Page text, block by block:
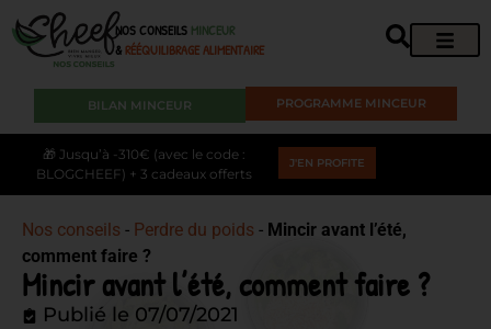
NOS CONSEILS MINCEUR
&RÉÉQUILIBRAGE ALIMENTAIRE
PROGRAMME MINCEUR
BILAN MINCEUR
🎁 Jusqu’à -310€ (avec le code :
BLOGCHEEF) + 3 cadeaux offerts
J'EN PROFITE
Nos conseils - Perdre du poids - Mincir avant l’été,
comment faire ?
Mincir avant l’été, comment faire ?
Publié le 07/07/2021